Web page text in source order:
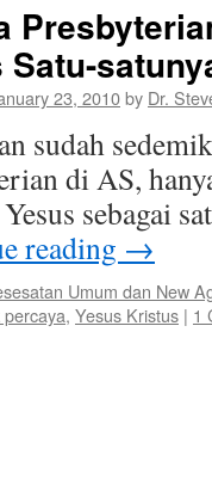
Satu-
23, 2010by Dr.
sudah
di AS,
sebagai
reading →
Umum dan New
, Yesus Kristus | 1